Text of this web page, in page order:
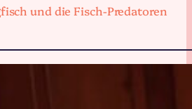
und die Fisch-Predatoren